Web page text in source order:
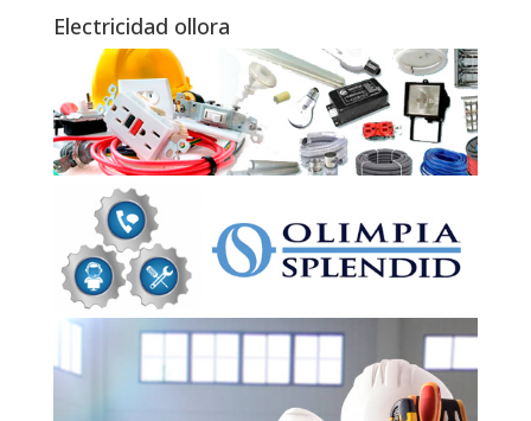
Electricidad ollora